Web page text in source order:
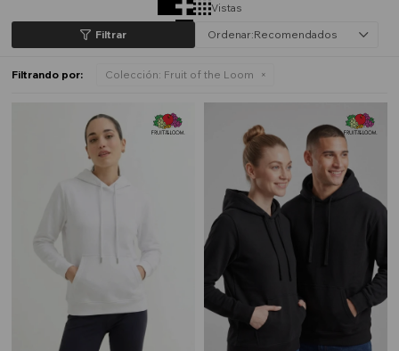
Vistas
Recomendados
Filtrando por: Colección: Fruit of the Loom